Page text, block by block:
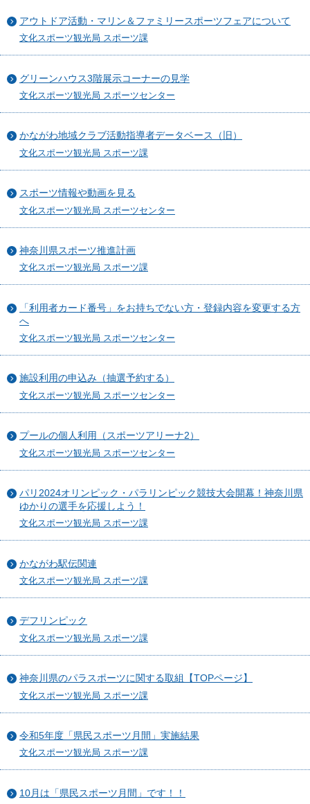
アウトドア活動・マリン＆ファミリースポーツフェアについて
文化スポーツ観光局 スポーツ課
グリーンハウス3階展示コーナーの見学
文化スポーツ観光局 スポーツセンター
かながわ地域クラブ活動指導者データベース（旧）
文化スポーツ観光局 スポーツ課
スポーツ情報や動画を見る
文化スポーツ観光局 スポーツセンター
神奈川県スポーツ推進計画
文化スポーツ観光局 スポーツ課
「利用者カード番号」をお持ちでない方・登録内容を変更する方
へ
文化スポーツ観光局 スポーツセンター
施設利用の申込み（抽選予約する）
文化スポーツ観光局 スポーツセンター
プールの個人利用（スポーツアリーナ2）
文化スポーツ観光局 スポーツセンター
パリ2024オリンピック・パラリンピック競技大会開幕！神奈川県
ゆかりの選手を応援しよう！
文化スポーツ観光局 スポーツ課
かながわ駅伝関連
文化スポーツ観光局 スポーツ課
デフリンピック
文化スポーツ観光局 スポーツ課
神奈川県のパラスポーツに関する取組【TOPページ】
文化スポーツ観光局 スポーツ課
令和5年度「県民スポーツ月間」実施結果
文化スポーツ観光局 スポーツ課
10月は「県民スポーツ月間」です！！